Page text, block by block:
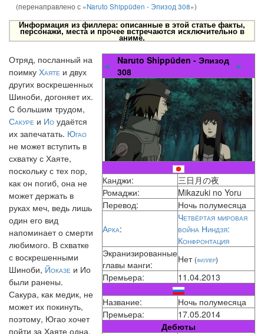
(перенаправлено с «Naruto Shippūden - Эпизод 308»)
Информация из филлера: описанные в этой статье факты,
персонажи, места и прочее встречаются исключительно в
аниме.
◄
Naruto Shippūden - Эпизод
308
►
Канджи:
三日月の夜
Ромаджи:
Mikazuki no Yoru
Перевод:
Ночь полумесяца
Арка:
Четвёртая мировая
война Ниндзя:
Конфронтация
Экранизированные
главы манги:
Нет (филлер)
Премьера: 11.04.2013
Название:
Ночь полумесяца
Премьера:
17.05.2014
Дебюты
Отряд, посланный на
поимку Хаяте и двух
других воскрешенных
Шиноби, догоняет их.
С большим трудом,
Сакуре и Ио удаётся
их запечатать. Югао
не может вступить в
схватку с Хаяте,
поскольку с тех пор,
как он погиб, она не
может держать в
руках меч, ведь лишь
один его вид
напоминает о смерти
любимого. В схватке
с воскрешенными
Шиноби, Йоказе и Ио
были ранены.
Сакура, как медик, не
может их покинуть,
поэтому, Югао хочет
пойти за Хаяте одна.